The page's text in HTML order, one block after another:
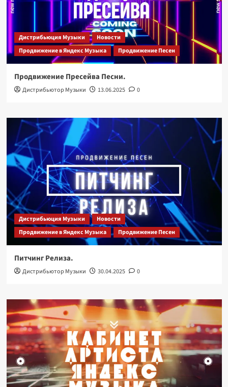
Дистрибьюция Музыки
Новости
Продвижение в Яндекс Музыка
Продвижение Песен
Продвижение Пресейва Песни.
Дистрибьютор Музыки 13.06.2025 0
Дистрибьюция Музыки
Новости
Продвижение в Яндекс Музыка
Продвижение Песен
Питчинг Релиза.
Дистрибьютор Музыки 30.04.2025 0